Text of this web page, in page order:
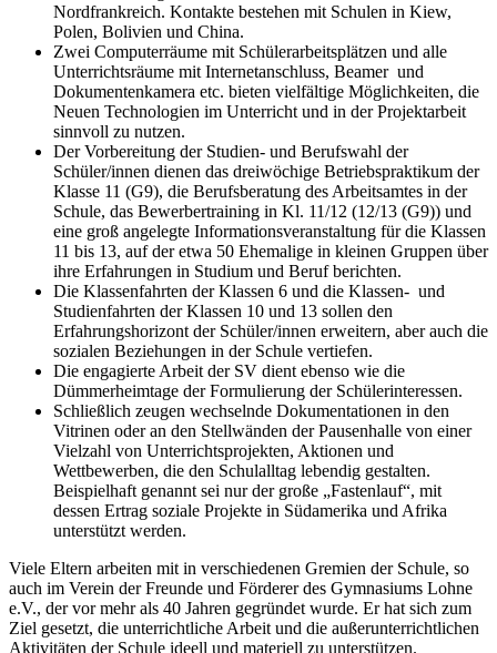
Nordfrankreich. Kontakte bestehen mit Schulen in Kiew,
Polen, Bolivien und China.
Zwei Computerräume mit Schülerarbeitsplätzen und alle
Unterrichtsräume mit Internetanschluss, Beamer und
Dokumentenkamera etc. bieten vielfältige Möglichkeiten, die
Neuen Technologien im Unterricht und in der Projektarbeit
sinnvoll zu nutzen.
Der Vorbereitung der Studien- und Berufswahl der
Schüler/innen dienen das dreiwöchige Betriebspraktikum der
Klasse 11 (G9), die Berufsberatung des Arbeitsamtes in der
Schule, das Bewerbertraining in Kl. 11/12 (12/13 (G9)) und
eine groß angelegte Informationsveranstaltung für die Klassen
11 bis 13, auf der etwa 50 Ehemalige in kleinen Gruppen über
ihre Erfahrungen in Studium und Beruf berichten.
Die Klassenfahrten der Klassen 6 und die Klassen- und
Studienfahrten der Klassen 10 und 13 sollen den
Erfahrungshorizont der Schüler/innen erweitern, aber auch die
sozialen Beziehungen in der Schule vertiefen.
Die engagierte Arbeit der SV dient ebenso wie die
Dümmerheimtage der Formulierung der Schülerinteressen.
Schließlich zeugen wechselnde Dokumentationen in den
Vitrinen oder an den Stellwänden der Pausenhalle von einer
Vielzahl von Unterrichtsprojekten, Aktionen und
Wettbewerben, die den Schulalltag lebendig gestalten.
Beispielhaft genannt sei nur der große „Fastenlauf“, mit
dessen Ertrag soziale Projekte in Südamerika und Afrika
unterstützt werden.
Viele Eltern arbeiten mit in verschiedenen Gremien der Schule, so
auch im Verein der Freunde und Förderer des Gymnasiums Lohne
e.V., der vor mehr als 40 Jahren gegründet wurde. Er hat sich zum
Ziel gesetzt, die unterrichtliche Arbeit und die außerunterrichtlichen
Aktivitäten der Schule ideell und materiell zu unterstützen.